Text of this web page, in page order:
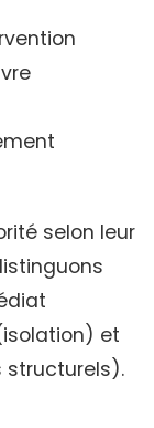
selon leur
et
structurels).